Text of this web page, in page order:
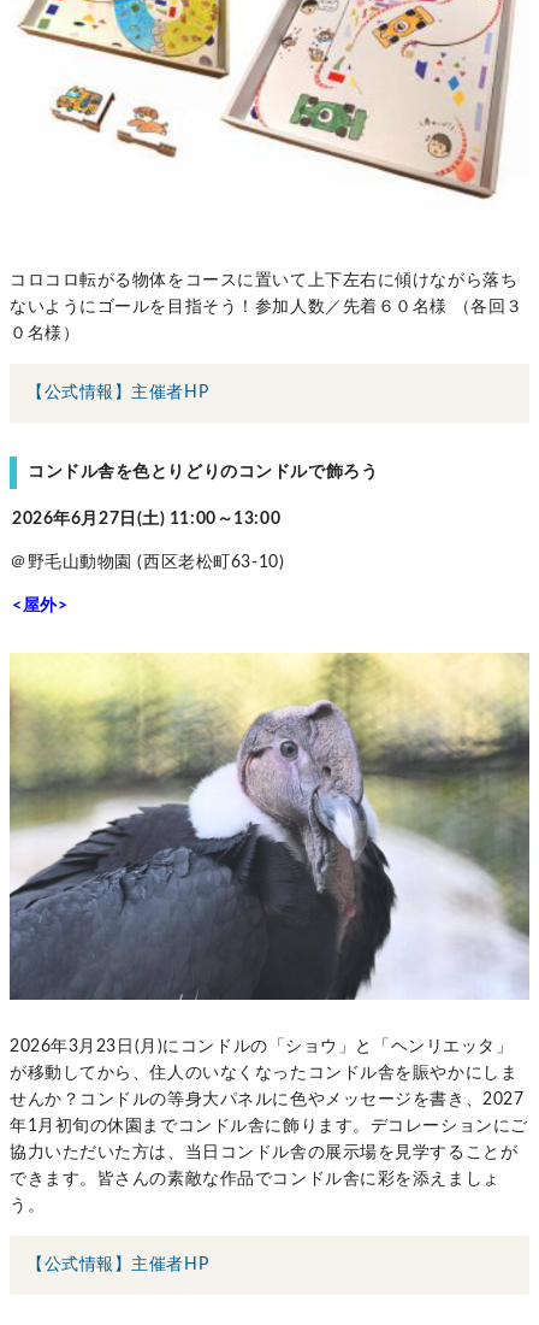
コロコロ転がる物体をコースに置いて上下左右に傾けながら落ち
ないようにゴールを目指そう！参加人数／先着６０名様 （各回３
０名様）
【公式情報】主催者HP
コンドル舎を色とりどりのコンドルで飾ろう
2026年6月27日(土) 11:00～13:00
＠野毛山動物園 (西区老松町63-10)
<屋外>
2026年3月23日(月)にコンドルの「ショウ」と「ヘンリエッタ」
が移動してから、住人のいなくなったコンドル舎を賑やかにしま
せんか？コンドルの等身大パネルに色やメッセージを書き、2027
年1月初旬の休園までコンドル舎に飾ります。デコレーションにご
協力いただいた方は、当日コンドル舎の展示場を見学することが
できます。皆さんの素敵な作品でコンドル舎に彩を添えましょ
う。
【公式情報】主催者HP